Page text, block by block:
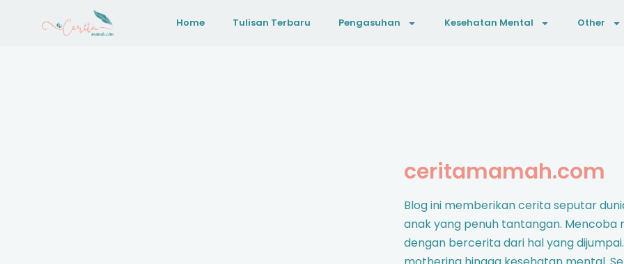
Home Tulisan Terbaru Pengasuhan Kesehatan Mental Other
ceritamamah.com
Blog ini memberikan cerita seputar
anak yang penuh tantangan. Mencoba
dengan bercerita dari hal yang